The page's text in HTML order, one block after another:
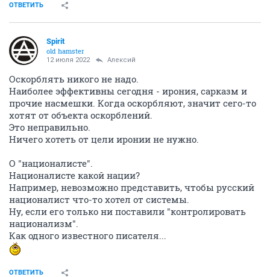
ОТВЕТИТЬ
Spirit
old hamster
12 июля 2022 Алексий
Оскорблять никого не надо.
Наиболее эффективны сегодня - ирония, сарказм и
прочие насмешки. Когда оскорбляют, значит сего-то
хотят от объекта оскорблений.
Это неправильно.
Ничего хотеть от цели иронии не нужно.
О "националисте".
Националисте какой нации?
Например, невозможно представить, чтобы русский
националист что-то хотел от системы.
Ну, если его только ни поставили "контролировать
национализм".
Как одного известного писателя...
ОТВЕТИТЬ